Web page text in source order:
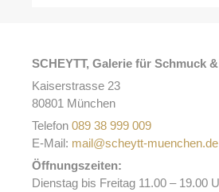
SCHEYTT, Galerie für Schmuck
Kaiserstrasse 23
80801 München
Telefon 089 38 999 009
E-Mail: mail@scheytt-muenchen.de
Öffnungszeiten:
Dienstag bis Freitag 11.00 – 19.00